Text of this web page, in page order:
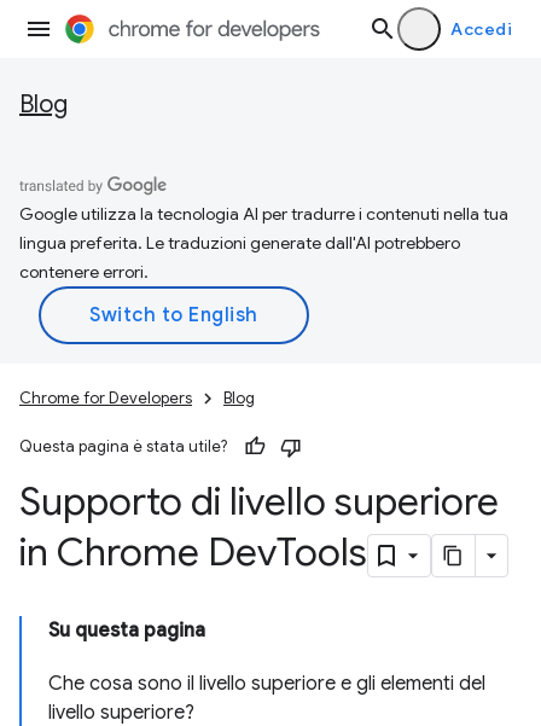
Accedi
Blog
Google utilizza la tecnologia AI per tradurre i contenuti nella tua
lingua preferita. Le traduzioni generate dall'AI potrebbero
contenere errori.
Chrome for Developers Blog
Questa pagina è stata utile?
Supporto di livello superiore
in Chrome DevTools
Su questa pagina
Che cosa sono il livello superiore e gli elementi del
livello superiore?